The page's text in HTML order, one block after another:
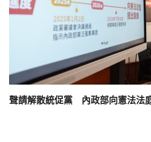
聲請解散統促黨 內政部向憲法法